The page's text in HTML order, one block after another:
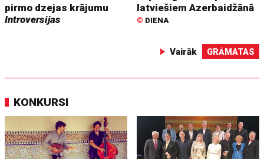
pirmo dzejas krājumu
Introversijas
latviešiem Azerbaidžānā
© DIENA
Vairāk GRĀMATAS
KONKURSI